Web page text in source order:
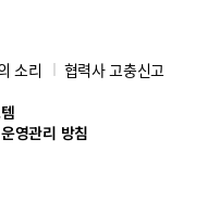
소리
협력사 고충신고
영관리 방침